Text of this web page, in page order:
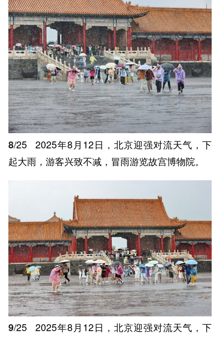
8/25
2025年8月12日，北京迎强对流天气，下
起大雨，游客兴致不减，冒雨游览故宫博物院。
9/25 2025年8月12日，北京迎强对流天气，下